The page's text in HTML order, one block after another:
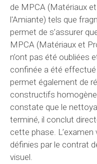
de MPCA (Matériaux
l'Amiante) tels que
permet de s’assurer
MPCA (Matériaux et
n’ont pas été oubliées
confinée a été
permet également de
constructifs
constate que le
terminé, il conclut
cette phase.
définies par le contrat
visuel.